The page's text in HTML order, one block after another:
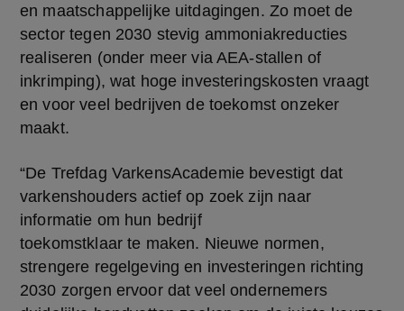
en maatschappelijke uitdagingen. Zo moet de
sector tegen 2030 stevig ammoniakreducties
realiseren (onder meer via AEA-stallen of
inkrimping), wat hoge investeringskosten vraagt
en voor veel bedrijven de toekomst onzeker
maakt.
“De Trefdag VarkensAcademie bevestigt dat
varkenshouders actief op zoek zijn naar
informatie om hun bedrijf
toekomstklaar te maken. Nieuwe normen,
strengere regelgeving en investeringen richting
2030 zorgen ervoor dat veel ondernemers